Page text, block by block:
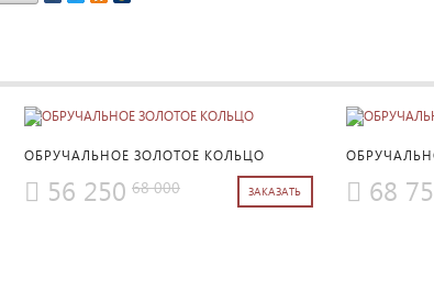
ПОДРОБНЕЕ
ОБРУЧАЛЬНОЕ ЗОЛОТОЕ КОЛЬЦО
56 250 68 000 68